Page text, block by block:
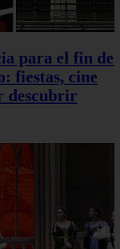
para el fin de
fiestas, cine
descubrir